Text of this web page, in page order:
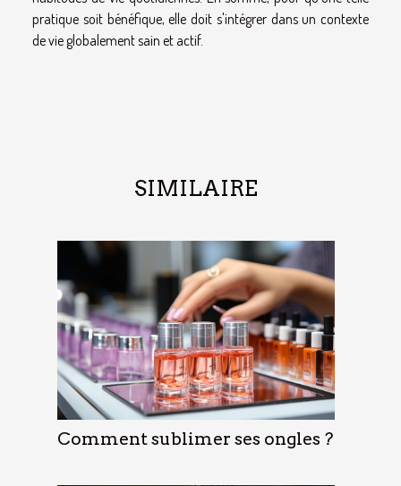
pratique soit bénéfique, elle doit s'intégrer dans un contexte
de vie globalement sain et actif.
SIMILAIRE
Comment sublimer ses ongles ?